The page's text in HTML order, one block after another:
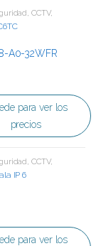
, CCTV,
para ver los
precios
, CCTV,
IP 6
para ver los